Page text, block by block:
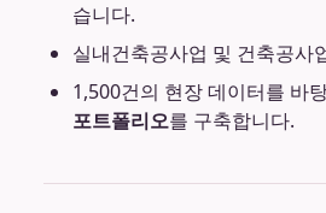
습니다.
실내건축공사업 및 건축공사
1,500건의 현장 데이터를 바
포트폴리오를 구축합니다.